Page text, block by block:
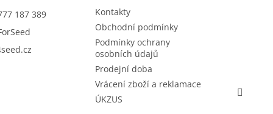
187 389
Kontakty
Obchodní podmínky
Podmínky ochrany
osobních údajů
Prodejní doba
Vrácení zboží a reklamace
ÚKZUS